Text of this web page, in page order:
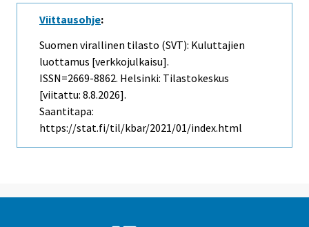
Viittausohje:
Suomen virallinen tilasto (SVT): Kuluttajien
luottamus [verkkojulkaisu].
ISSN=2669-8862. Helsinki: Tilastokeskus
[viitattu: 8.8.2026].
Saantitapa:
https://stat.fi/til/kbar/2021/01/index.html